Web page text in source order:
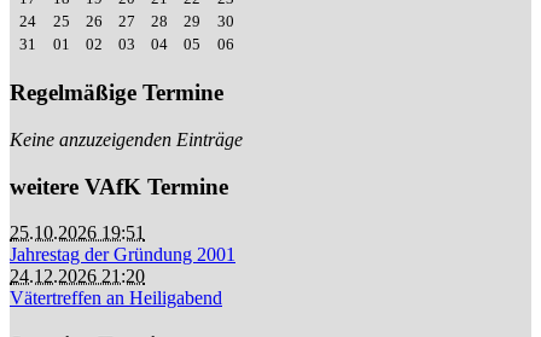
24
25 26 27 28 29
30
31
01 02 03 04 05 06
Regelmäßige Termine
Keine anzuzeigenden Einträge
weitere VAfK Termine
25.10.2026 19:51
Jahrestag der Gründung 2001
24.12.2026 21:20
Vätertreffen an Heiligabend